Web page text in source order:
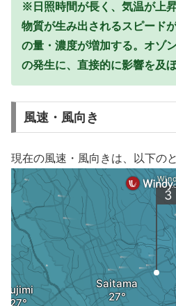
※日照時間が長く、気温が上
物質が生み出されるスピード
の量・濃度が増加する。オゾ
の発生に、直接的に影響を及ぼ
風速・風向き
現在の風速・風向きは、以下の